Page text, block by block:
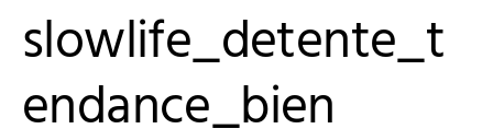
slowlife_detente_t
endance_bien